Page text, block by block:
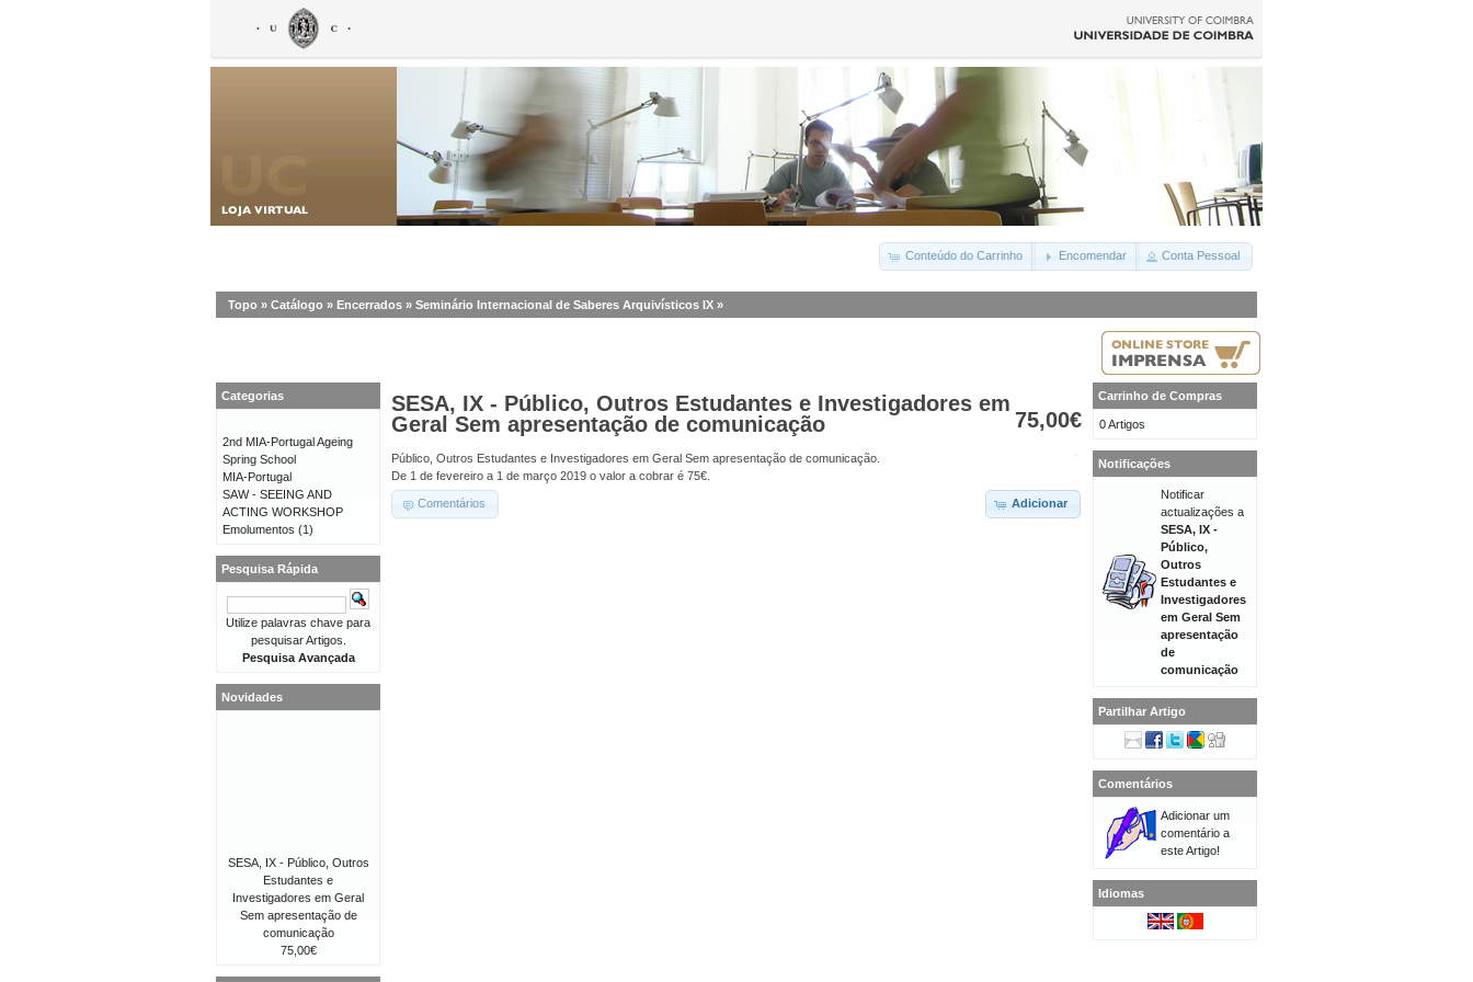
Conteúdo do Carrinho Encomendar Conta Pessoal
Topo » Catálogo » Encerrados » Seminário Internacional de Saberes Arquivísticos IX »
75,00€
SESA, IX - Público, Outros Estudantes e Investigadores em
Geral Sem apresentação de comunicação
Público, Outros Estudantes e Investigadores em Geral Sem apresentação de comunicação.
De 1 de fevereiro a 1 de março 2019 o valor a cobrar é 75€.
Adicionar
Comentários
Categorias
2nd MIA-Portugal Ageing
Spring School
MIA-Portugal
SAW - SEEING AND
ACTING WORKSHOP
Emolumentos (1)
Pesquisa Rápida
Utilize palavras chave para
pesquisar Artigos.
Pesquisa Avançada
Novidades
SESA, IX - Público, Outros
Estudantes e
Investigadores em Geral
Sem apresentação de
comunicação
75,00€
Carrinho de Compras
0 Artigos
Notificações
Notificar
actualizações a
SESA, IX -
Público,
Outros
Estudantes e
Investigadores
em Geral Sem
apresentação
de
comunicação
Partilhar Artigo
Comentários
Adicionar um
comentário a
este Artigo!
Idiomas